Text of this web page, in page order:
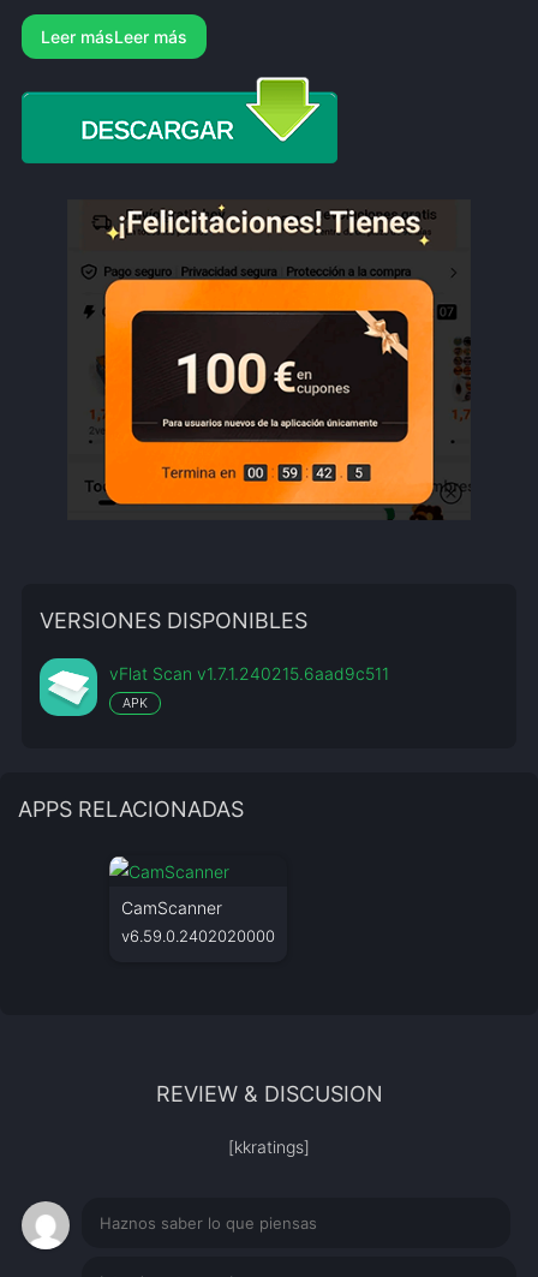
Leer más
VERSIONES DISPONIBLES
vFlat Scan v1.7.1.240215.6aad9c511
APK
APPS RELACIONADAS
CamScanner
v6.59.0.2402020000
REVIEW & DISCUSION
[kkratings]